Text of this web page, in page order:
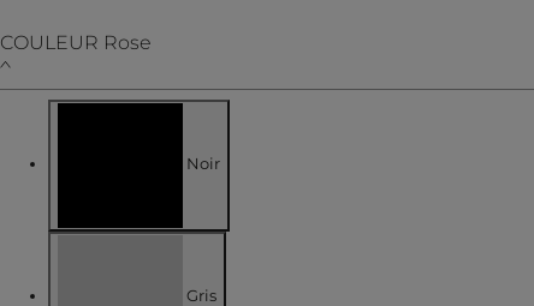
COULEUR Rose
Noir
Affiner par COULEUR : Noir
Gris